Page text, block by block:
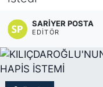
SARIYER POSTA
EDITÖR
RÖPORTAJ
SAĞLIK